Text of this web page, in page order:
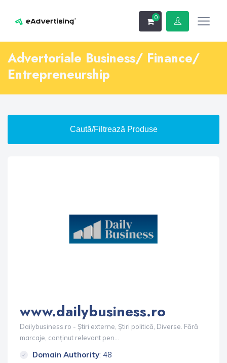
0
Advertoriale Business/ Finance/
Entrepreneurship
Caută/Filtrează Produse
www.dailybusiness.ro
Dailybusiness.ro - Știri externe, Știri politică, Diverse. Fără
marcaje, conținut relevant pen...
Domain Authority: 48